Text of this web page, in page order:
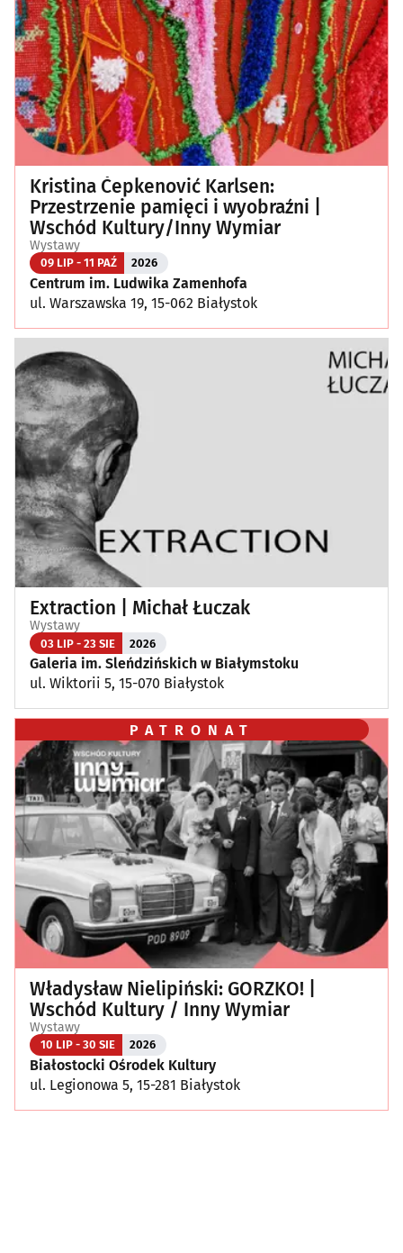
Kristina Čepkenović Karlsen:
Przestrzenie pamięci i wyobraźni |
Wschód Kultury/Inny Wymiar
Wystawy
09 LIP - 11 PAŹ 2026
Centrum im. Ludwika Zamenhofa
ul. Warszawska 19, 15-062 Białystok
Extraction | Michał Łuczak
Wystawy
03 LIP - 23 SIE 2026
Galeria im. Sleńdzińskich w Białymstoku
ul. Wiktorii 5, 15-070 Białystok
PATRONAT
Władysław Nielipiński: GORZKO! |
Wschód Kultury / Inny Wymiar
Wystawy
10 LIP - 30 SIE 2026
Białostocki Ośrodek Kultury
ul. Legionowa 5, 15-281 Białystok